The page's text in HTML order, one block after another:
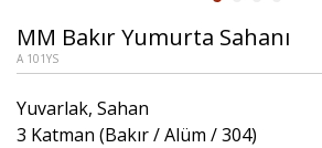
MM Bakır Yumurta Sahanı
A 101YS
Yuvarlak, Sahan
3 Katman (Bakır / Alüm / 304)